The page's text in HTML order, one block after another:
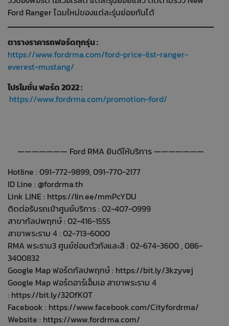
Ford Ranger โฉมใหม่ของแต่ละรุ่นย่อยกันได้
ตารางราคารถฟอร์ดทุกรุ่น :
https://www.fordrma.com/ford-price-list-ranger-
everest-mustang/
โปรโมชั่น ฟอร์ด 2022 :
https://www.fordrma.com/promotion-ford/
——————— Ford RMA ยินดีให้บริการ ———————
Hotline : 091-772-9899, 091-770-2177
ID Line : @fordrma.th
Link LINE : https://lin.ee/mmPcYDU
ติดต่อรับรถเข้าศูนย์บริการ : 02-407-0999
สาขากัลปพฤกษ์ : 02-416-1555
สาขาพระราม 4 : 02-713-6000
RMA พระราม3 ศูนย์ซ่อมตัวถังและสี : 02-674-3600 , 086-
3400832
Google Map ฟอร์ดกัลปพฤกษ์ : https://bit.ly/3kzyvej
Google Map ฟอร์ดอาร์เอ็มเอ สาขาพระราม 4
: https://bit.ly/32OfK0T
Facebook : https://www.facebook.com/Cityfordrma/
Website : https://www.fordrma.com/